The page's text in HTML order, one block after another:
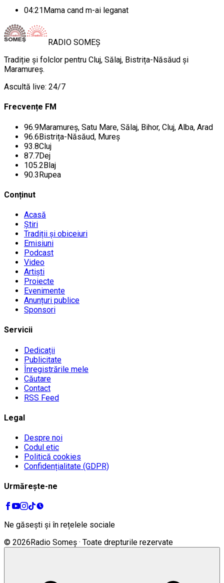
04:21Mama cand m-ai leganat
RADIO SOMEȘ
Tradiție și folclor pentru Cluj, Sălaj, Bistrița-Năsăud și
Maramureș.
Ascultă live: 24/7
Frecvențe FM
96.9Maramureș, Satu Mare, Sălaj, Bihor, Cluj, Alba, Arad
96.6Bistrița-Năsăud, Mureș
93.8Cluj
87.7Dej
105.2Blaj
90.3Rupea
Conținut
Acasă
Știri
Tradiții și obiceiuri
Emisiuni
Podcast
Video
Artiști
Proiecte
Evenimente
Anunțuri publice
Sponsori
Servicii
Dedicații
Publicitate
Înregistrările mele
Căutare
Contact
RSS Feed
Legal
Despre noi
Codul etic
Politică cookies
Confidențialitate (GDPR)
Urmărește-ne
Ne găsești și în rețelele sociale
© 2026Radio Someș · Toate drepturile rezervate